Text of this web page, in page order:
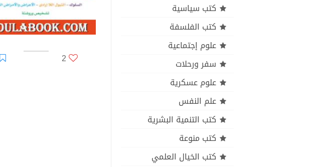
كتب سياسية
كتب الفلسفة
علوم إجتماعية
سفر ورحلات
علوم عسكرية
علم النفس
كتب التنمية البشرية
كتب منوعة
كتب الخيال العلمي
2